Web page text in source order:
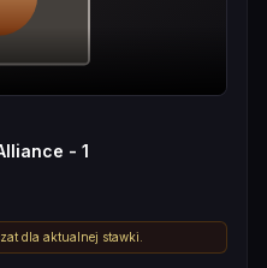
- 1
dla aktualnej stawki.